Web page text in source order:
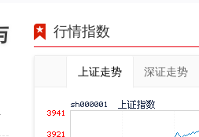
行情指数
上证走势 深证走势